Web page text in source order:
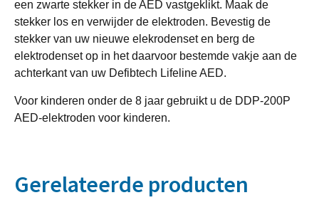
een zwarte stekker in de AED vastgeklikt. Maak de
stekker los en verwijder de elektroden. Bevestig de
stekker van uw nieuwe elekrodenset en berg de
elektrodenset op in het daarvoor bestemde vakje aan de
achterkant van uw Defibtech Lifeline AED.
Voor kinderen onder de 8 jaar gebruikt u de DDP-200P
AED-elektroden voor kinderen.
Gerelateerde producten